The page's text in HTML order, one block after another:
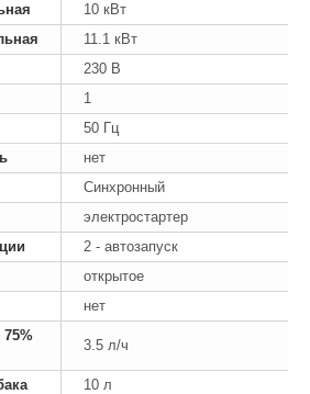
10 кВт
11.1 кВт
230 В
1
50 Гц
нет
Синхронный
электростартер
2 - автозапуск
открытое
нет
75%
3.5 л/ч
10 л